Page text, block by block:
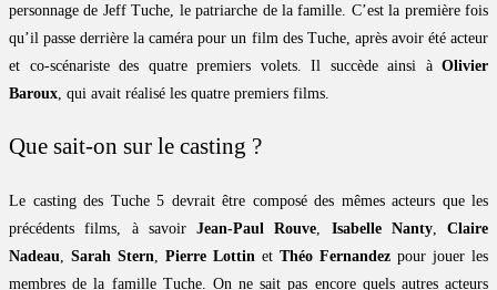
personnage de Jeff Tuche, le patriarche de la famille. C’est la première fois
qu’il passe derrière la caméra pour un film des Tuche, après avoir été acteur
et co-scénariste des quatre premiers volets. Il succède ainsi à Olivier
Baroux , qui avait réalisé les quatre premiers films.
Que sait-on sur le casting ?
Le casting des Tuche 5 devrait être composé des mêmes acteurs que les
précédents films, à savoir Jean-Paul Rouve Isabelle Nanty, Claire
Nadeau
Sarah Stern Pierre Lottin et Théo Fernandez pour jouer les
membres de la famille Tuche. On ne sait pas encore quels autres acteurs